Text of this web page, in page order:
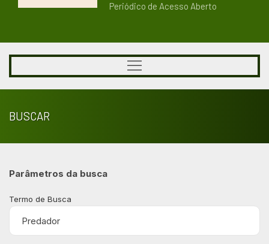
Periódico de Acesso Aberto
BUSCAR
Parâmetros da busca
Termo de Busca